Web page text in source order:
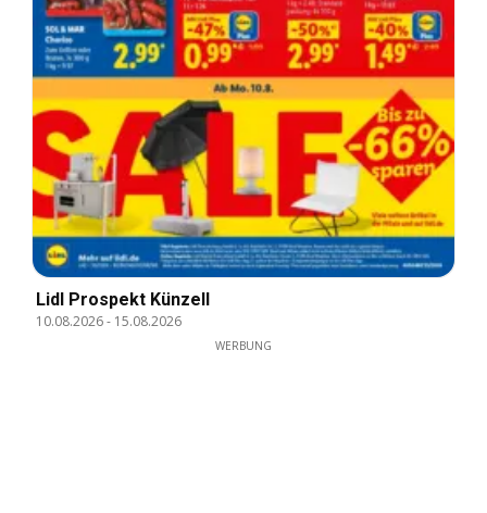
Lidl Prospekt Künzell
10.08.2026- 15.08.2026
WERBUNG